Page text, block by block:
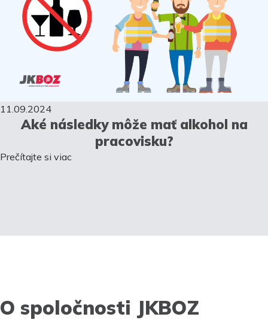
11.09.2024
Aké následky môže mať alkohol na
pracovisku?
Prečítajte si viac
O spoločnosti JKBOZ